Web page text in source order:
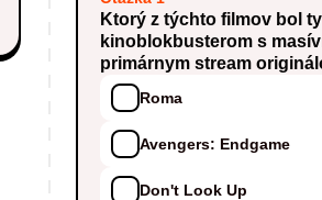
Ktorý z týchto filmov bol
kinoblokbusterom s
primárnym stream
Roma
Avengers: Endgame
Don't Look Up